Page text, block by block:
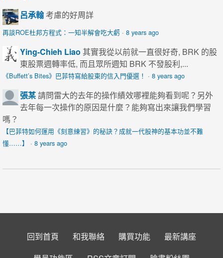
呂承翰考慮的好周詳
再談ROE杜邦方程式：一知半解會吃大虧 · 8 years ago
Ying-Chieh Liao 其實我從以前就一直很好奇, BRK 的股
東股票週轉率低, 而且眾所週知 BRK 不發股利,...
《Buffett’s Bites》巴菲特寫給股東的信入門優選！ · 8 years ago
張某請問雷大的去年的操作績效哪裡能夠看到呢？另外
去年每一次操作的原因是什麼？能夠寫出來讓我們學習
嗎？
【巴菲特如何運用《刻意練習》的秘訣？成就一代股神的基本功並不難
懂……】
· 8 years ago
回到首頁 和我聯絡 購買功能
最新講座